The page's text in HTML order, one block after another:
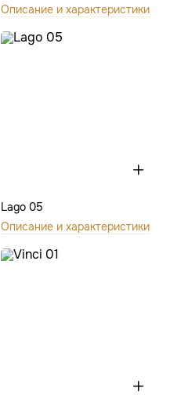
Описание и характеристики
Lago 05
Описание и характеристики